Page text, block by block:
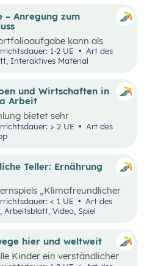
Teller: Ernährung
„Klimafreundlicher
klimaschädlichere
kennen.
< 1 UE
Art des
Arbeitsblatt, Video, Spiel
hier und weltweit
Kinder ein verständlicher
die
Lebenssituationen
Aufgaben
erkennen, analysieren,
bewältigen zu
Anregung zum
kann als
„Leben und
auf nachhaltige
1-2 UE
Art des
Interaktives Material
und Wirtschaften in
Arbeit
bietet sehr
in Bezug auf das
Unterricht.
> 2 UE